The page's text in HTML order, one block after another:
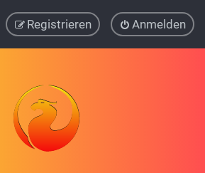
Anmelden
Registrieren